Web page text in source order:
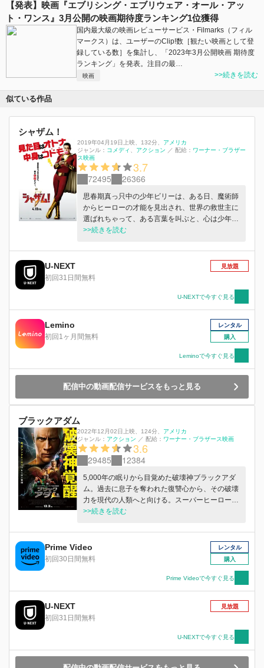
【発表】映画『エブリシング・エブリウェア・オール・アッ
ト・ワンス』3月公開の映画期待度ランキング1位獲得
国内最大級の映画レビューサービス・Filmarks（フィル
マークス）は、ユーザーのClip!数［観たい映画として登
録している数］を集計し、「2023年3月公開映画 期待度
ランキング」を発表。注目の最…
映画 >>続きを読む
似ている作品
シャザム！
2019年04月19日上映 132分
アメリカ
ジャンル： コメディ アクション ／ 配給： ワーナー・ブラザー
ス映画
3.7
72495 26366
思春期真っ只中の少年ビリーは、ある日、魔術師
からヒーローの才能を見出され、世界の救世主に
選ばれちゃって、ある言葉を叫ぶと、心は少年の
まま体は大人のスーパーヒーローに変身できるよ
ム！」。その最強サイコ―な魔法の言葉を唱える
と、【S＝ソロモンの知力、H＝ヘラクラスの強
さ、A=アトラスのスタミナ、Z＝ゼウスのパワ
飛行力】という６つのスーパーパワーを持ち合わ
せるヒーローに変身する！シャザムは、あのスー
パーマンを凌ぐほどの絶対的強さを秘める最強の
スーパーヒーローだ！しかし、筋肉隆々の神のよ
うな肉体の中で、心は少年のままシャザムになっ
たため、“超能力で携帯を充電できる？”とかティ
ーネージャーらしくスーパーパワーをいたずらで
使ったりしてしまう。しかし楽しいだけではいら
れない。彼にはある使命が課せられていた…
>>続きを読む
U-NEXT
初回31日間無料
見放題
U-NEXTで今すぐ見る
Lemino
初回1ヶ月間無料
レンタル
購入
Leminoで今すぐ見る
配信中の動画配信サービスをもっと見る
ブラックアダム
2022年12月02日上映 124分
アメリカ
ジャンル： アクション ／ 配給： ワーナー・ブラザース映画
3.6
29485 12384
5,000年の眠りから目覚めた破壊神ブラックアダ
ム。過去に息子を奪われた復讐心から、その破壊
力を現代の人類へと向ける。スーパーヒーロー軍
団“JSA”が立ちはだかるのだが…ブラックアダム
>>続きを読む
Prime Video
初回30日間無料
レンタル
購入
Prime Videoで今すぐ見る
U-NEXT
初回31日間無料
見放題
U-NEXTで今すぐ見る